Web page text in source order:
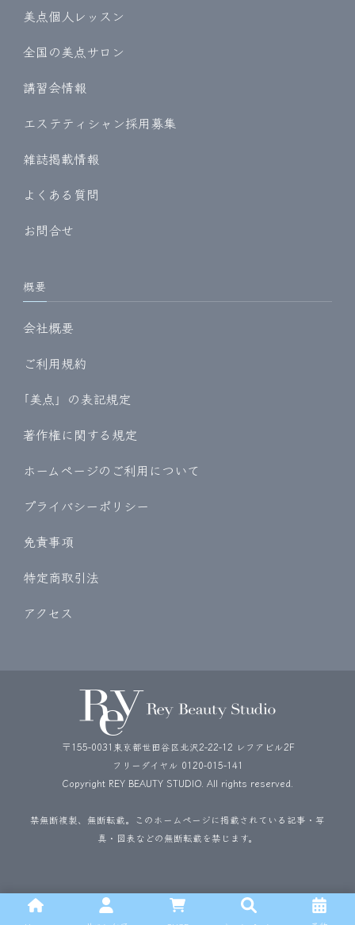
美点個人レッスン
全国の美点サロン
講習会情報
エステティシャン採用募集
雑誌掲載情報
よくある質問
お問合せ
概要
会社概要
ご利用規約
｢美点」の表記規定
著作権に関する規定
ホームページのご利用について
プライバシーポリシー
免責事項
特定商取引法
アクセス
〒155-0031東京都世田谷区北沢2-22-12 レフアビル2F
フリーダイヤル 0120-015-141
Copyright REY BEAUTY STUDIO. All rights reserved.
禁無断複製、無断転載。このホームページに掲載されている記事・写
真・図表などの無断転載を禁じます。